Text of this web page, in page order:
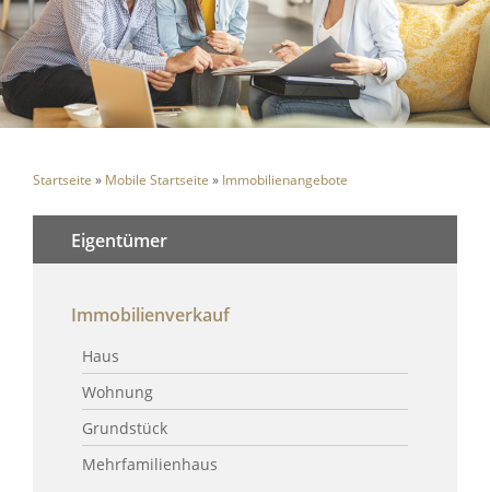
Startseite » Mobile Startseite » Immobilienangebote
Eigentümer
Immobilienverkauf
Haus
Wohnung
Grundstück
Mehrfamilienhaus